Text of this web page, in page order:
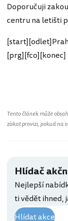
Doporučuji
centru na letišti
[prg][fco][konec]
Tento článek může
získat provizi, pokud na
Hlídač
Nejlepší
ti vědět ihned,
Hlídat akce